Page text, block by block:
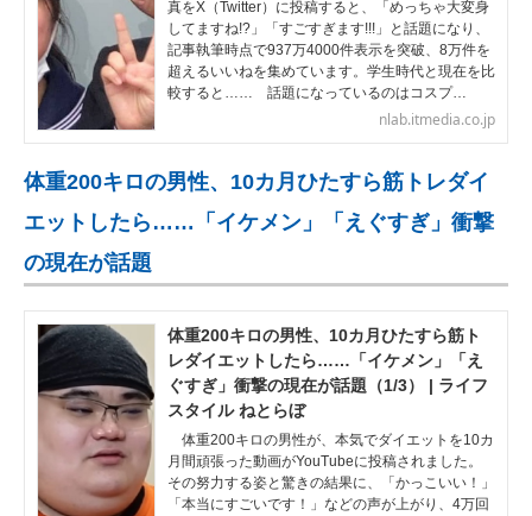
真をX（Twitter）に投稿すると、「めっちゃ大変身
してますね!?」「すごすぎます!!!」と話題になり、
記事執筆時点で937万4000件表示を突破、8万件を
超えるいいねを集めています。学生時代と現在を比
較すると…… 話題になっているのはコスプ…
nlab.itmedia.co.jp
体重200キロの男性、10カ月ひたすら筋トレダイ
エットしたら……「イケメン」「えぐすぎ」衝撃
の現在が話題
体重200キロの男性、10カ月ひたすら筋ト
レダイエットしたら……「イケメン」「え
ぐすぎ」衝撃の現在が話題（1/3） | ライフ
スタイル ねとらぼ
体重200キロの男性が、本気でダイエットを10カ
月間頑張った動画がYouTubeに投稿されました。
その努力する姿と驚きの結果に、「かっこいい！」
「本当にすごいです！」などの声が上がり、4万回